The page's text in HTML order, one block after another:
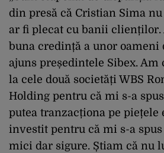
din presă că Cristian Sima
ar fi plecat cu banii
buna credință a unor
ajuns președintele Sibex. Am
la cele două societăți WBS
Holding pentru că mi s-a
putea tranzacționa pe piețele
investit pentru că mi s-a
mici dar sigure. Știam că nu